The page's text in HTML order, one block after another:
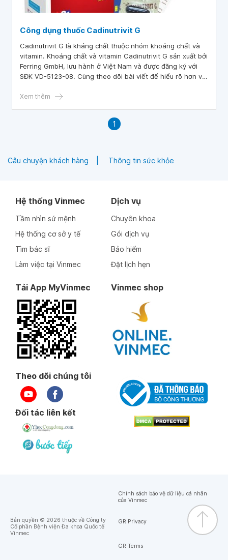
Công dụng thuốc Cadinutrivit G
Cadinutrivit G là kháng chất thuộc nhóm khoáng chất và
vitamin. Khoáng chất và vitamin Cadinutrivit G sản xuất bởi
Ferring GmbH, lưu hành ở Việt Nam và được đăng ký với
SĐK VD-5123-08. Cùng theo dõi bài viết để hiểu rõ hơn về
Xem thêm
1
Câu chuyện khách hàng Thông tin sức khỏe
Hệ thống Vinmec
Tầm nhìn sứ mệnh
Hệ thống cơ sở y tế
Tìm bác sĩ
Làm việc tại Vinmec
Dịch vụ
Chuyên khoa
Gói dịch vụ
Bảo hiểm
Đặt lịch hẹn
Tải App MyVinmec Vinmec shop
Theo dõi chúng tôi
Đối tác liên kết
Bản quyền © 2026 thuộc về Công ty
Cổ phần Bệnh viện Đa khoa Quốc tế
Vinmec
Chính sách bảo vệ dữ liệu cá nhân
của Vinmec
GR Privacy
GR Terms